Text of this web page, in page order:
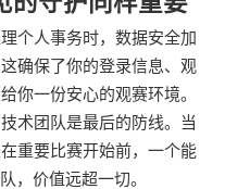
个人事务时，数据安全加
确保了你的登录信息、观
你一份安心的观赛环境。
术团队是最后的防线。当
重要比赛开始前，一个能
，价值远超一切。